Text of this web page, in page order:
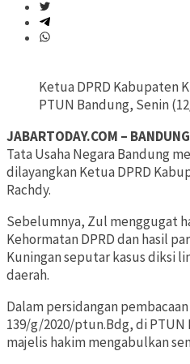
Ketua DPRD Kabupaten
PTUN Bandung, Senin
JABARTODAY.COM – BANDUNG
Tata Usaha Negara Bandung
dilayangkan Ketua DPRD
Rachdy.
Sebelumnya, Zul menggugat
Kehormatan DPRD dan hasil
Kuningan seputar kasus diksi
daerah.
Dalam persidangan
139/g/2020/ptun.Bdg, di PTUN
majelis hakim mengabulkan